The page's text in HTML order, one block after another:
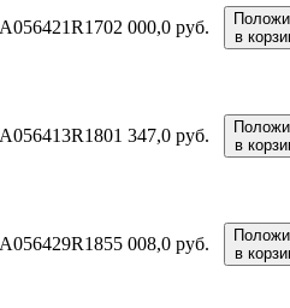
702 000,0 руб.
в
801 347,0 руб.
в
855 008,0 руб.
в